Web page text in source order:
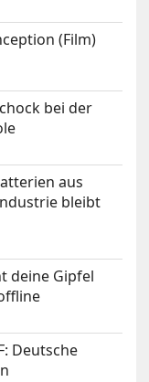
(Film)
bei der
aus
bleibt
deine Gipfel
Deutsche